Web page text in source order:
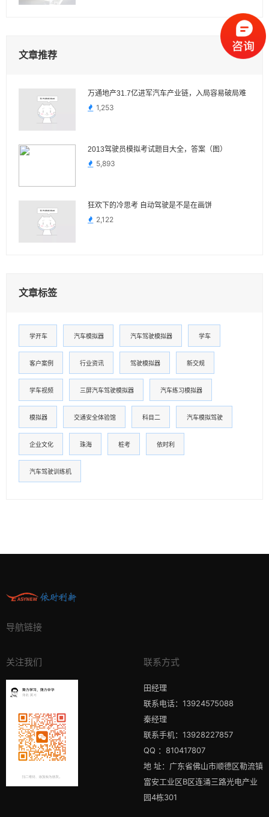
文章推荐
万通地产31.7亿进军汽车产业链，入局容易破局难
1,253
2013驾驶员模拟考试题目大全，答案（图）
5,893
狂欢下的冷思考 自动驾驶是不是在画饼
2,122
文章标签
学开车 汽车模拟器 汽车驾驶模拟器 学车
客户案例 行业资讯 驾驶模拟器 新交规
学车视频 三屏汽车驾驶模拟器 汽车练习模拟器
模拟器 交通安全体验馆 科目二 汽车模拟驾驶
企业文化 珠海 桩考 依时利
汽车驾驶训练机
导航链接
关注我们 联系方式
田经理
联系电话：13924575088
秦经理
联系手机：13928227857
QQ ：810417807
地 址：广东省佛山市顺德区勒流镇
富安工业区B区连涌三路光电产业
园4栋301